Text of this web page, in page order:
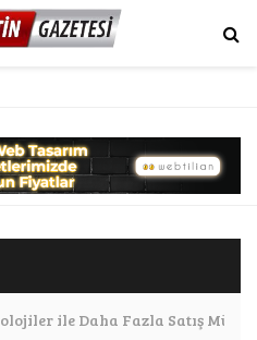
ile Daha Fazla Satış